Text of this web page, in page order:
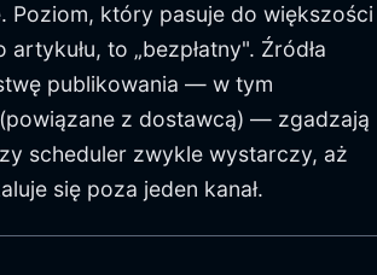
Poziom, który pasuje do większości
to „bezpłatny". Źródła
publikowania — w tym
(powiązane z dostawcą) — zgadzają
scheduler zwykle wystarczy, aż
się poza jeden kanał.